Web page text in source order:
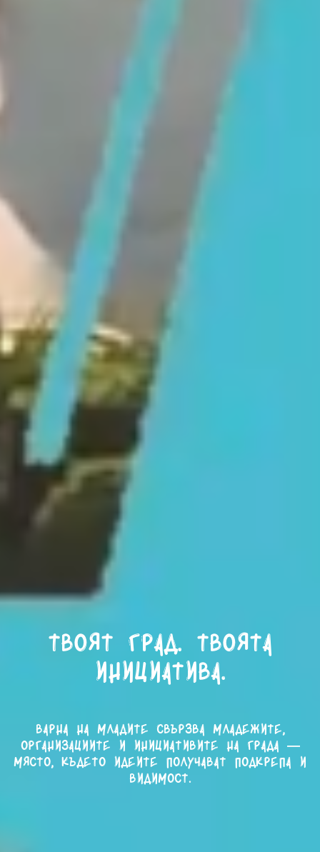
Твоят град. Твоята
инициатива.
Варна на младите свързва младежите,
организациите и инициативите на града —
място, където идеите получават подкрепа и
видимост.